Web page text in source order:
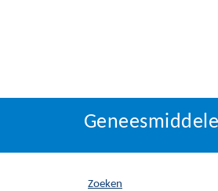
U
zich
hier:
Zoeken